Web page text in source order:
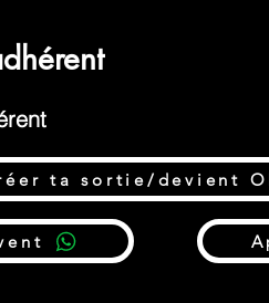
ta sortie/devient